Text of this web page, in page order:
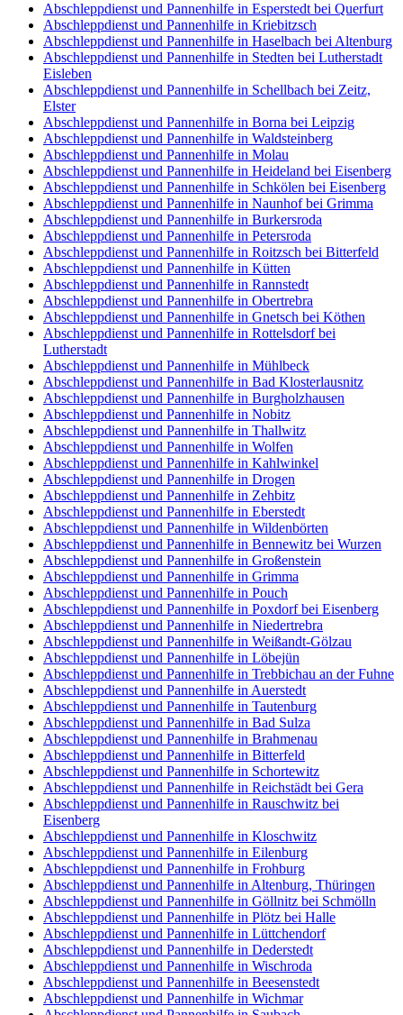
Abschleppdienst und Pannenhilfe in Esperstedt bei Querfurt
Abschleppdienst und Pannenhilfe in Kriebitzsch
Abschleppdienst und Pannenhilfe in Haselbach bei Altenburg
Abschleppdienst und Pannenhilfe in Stedten bei Lutherstadt
Eisleben
Abschleppdienst und Pannenhilfe in Schellbach bei Zeitz,
Elster
Abschleppdienst und Pannenhilfe in Borna bei Leipzig
Abschleppdienst und Pannenhilfe in Waldsteinberg
Abschleppdienst und Pannenhilfe in Molau
Abschleppdienst und Pannenhilfe in Heideland bei Eisenberg
Abschleppdienst und Pannenhilfe in Schkölen bei Eisenberg
Abschleppdienst und Pannenhilfe in Naunhof bei Grimma
Abschleppdienst und Pannenhilfe in Burkersroda
Abschleppdienst und Pannenhilfe in Petersroda
Abschleppdienst und Pannenhilfe in Roitzsch bei Bitterfeld
Abschleppdienst und Pannenhilfe in Kütten
Abschleppdienst und Pannenhilfe in Rannstedt
Abschleppdienst und Pannenhilfe in Obertrebra
Abschleppdienst und Pannenhilfe in Gnetsch bei Köthen
Abschleppdienst und Pannenhilfe in Rottelsdorf bei
Lutherstadt
Abschleppdienst und Pannenhilfe in Mühlbeck
Abschleppdienst und Pannenhilfe in Bad Klosterlausnitz
Abschleppdienst und Pannenhilfe in Burgholzhausen
Abschleppdienst und Pannenhilfe in Nobitz
Abschleppdienst und Pannenhilfe in Thallwitz
Abschleppdienst und Pannenhilfe in Wolfen
Abschleppdienst und Pannenhilfe in Kahlwinkel
Abschleppdienst und Pannenhilfe in Drogen
Abschleppdienst und Pannenhilfe in Zehbitz
Abschleppdienst und Pannenhilfe in Eberstedt
Abschleppdienst und Pannenhilfe in Wildenbörten
Abschleppdienst und Pannenhilfe in Bennewitz bei Wurzen
Abschleppdienst und Pannenhilfe in Großenstein
Abschleppdienst und Pannenhilfe in Grimma
Abschleppdienst und Pannenhilfe in Pouch
Abschleppdienst und Pannenhilfe in Poxdorf bei Eisenberg
Abschleppdienst und Pannenhilfe in Niedertrebra
Abschleppdienst und Pannenhilfe in Weißandt-Gölzau
Abschleppdienst und Pannenhilfe in Löbejün
Abschleppdienst und Pannenhilfe in Trebbichau an der Fuhne
Abschleppdienst und Pannenhilfe in Auerstedt
Abschleppdienst und Pannenhilfe in Tautenburg
Abschleppdienst und Pannenhilfe in Bad Sulza
Abschleppdienst und Pannenhilfe in Brahmenau
Abschleppdienst und Pannenhilfe in Bitterfeld
Abschleppdienst und Pannenhilfe in Schortewitz
Abschleppdienst und Pannenhilfe in Reichstädt bei Gera
Abschleppdienst und Pannenhilfe in Rauschwitz bei
Eisenberg
Abschleppdienst und Pannenhilfe in Kloschwitz
Abschleppdienst und Pannenhilfe in Eilenburg
Abschleppdienst und Pannenhilfe in Frohburg
Abschleppdienst und Pannenhilfe in Altenburg, Thüringen
Abschleppdienst und Pannenhilfe in Göllnitz bei Schmölln
Abschleppdienst und Pannenhilfe in Plötz bei Halle
Abschleppdienst und Pannenhilfe in Lüttchendorf
Abschleppdienst und Pannenhilfe in Dederstedt
Abschleppdienst und Pannenhilfe in Wischroda
Abschleppdienst und Pannenhilfe in Beesenstedt
Abschleppdienst und Pannenhilfe in Wichmar